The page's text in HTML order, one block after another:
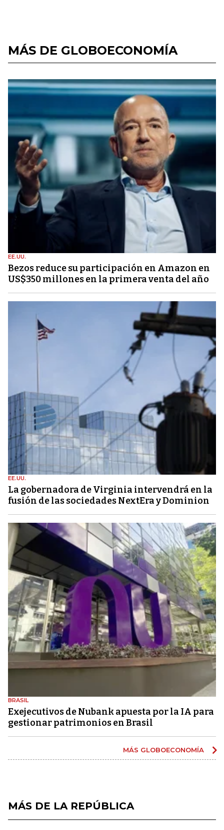
MÁS DE GLOBOECONOMÍA
EE.UU.
Bezos reduce su participación en Amazon en
US$350 millones en la primera venta del año
EE.UU.
La gobernadora de Virginia intervendrá en la
fusión de las sociedades NextEra y Dominion
BRASIL
Exejecutivos de Nubank apuesta por la IA para
gestionar patrimonios en Brasil
MÁS GLOBOECONOMÍA
MÁS DE LA REPÚBLICA